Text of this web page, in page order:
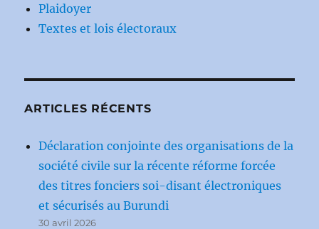
Plaidoyer
Textes et lois électoraux
ARTICLES RÉCENTS
Déclaration conjointe des organisations de la
société civile sur la récente réforme forcée
des titres fonciers soi-disant électroniques
et sécurisés au Burundi
30 avril 2026